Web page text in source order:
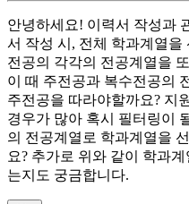
안녕하세요! 이력서 작성과
서 작성 시, 전체 학과계열을
전공의 각각의 전공계열을
이 때 주전공과 복수전공의
주전공을 따라야할까요? 지
경우가 많아 혹시 필터링이
의 전공계열로 학과계열을
요? 추가로 위와 같이 학과
는지도 궁금합니다.